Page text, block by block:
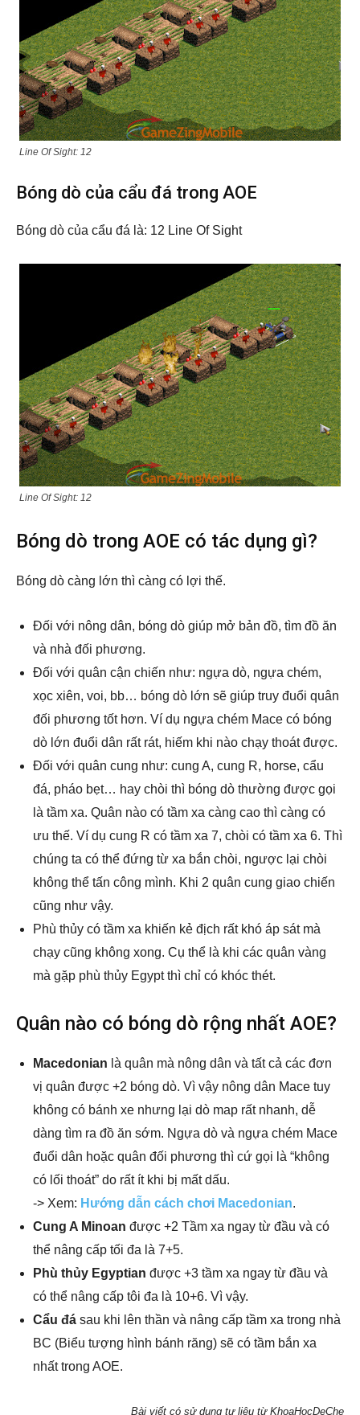
Line Of Sight: 12
Bóng dò của cẩu đá trong AOE
Bóng dò của cẩu đá là: 12 Line Of Sight
Line Of Sight: 12
Bóng dò trong AOE có tác dụng gì?
Bóng dò càng lớn thì càng có lợi thế.
Đối với nông dân, bóng dò giúp mở bản đồ, tìm đồ ăn
và nhà đối phương.
Đối với quân cận chiến như: ngựa dò, ngựa chém,
xọc xiên, voi, bb… bóng dò lớn sẽ giúp truy đuổi quân
đối phương tốt hơn. Ví dụ ngựa chém Mace có bóng
dò lớn đuổi dân rất rát, hiếm khi nào chạy thoát được.
Đối với quân cung như: cung A, cung R, horse, cẩu
đá, pháo bẹt… hay chòi thì bóng dò thường được gọi
là tầm xa. Quân nào có tầm xa càng cao thì càng có
ưu thế. Ví dụ cung R có tầm xa 7, chòi có tầm xa 6. Thì
chúng ta có thể đứng từ xa bắn chòi, ngược lại chòi
không thể tấn công mình. Khi 2 quân cung giao chiến
cũng như vậy.
Phù thủy có tầm xa khiến kẻ địch rất khó áp sát mà
chạy cũng không xong. Cụ thể là khi các quân vàng
mà gặp phù thủy Egypt thì chỉ có khóc thét.
Quân nào có bóng dò rộng nhất AOE?
Macedonian là quân mà nông dân và tất cả các đơn
vị quân được +2 bóng dò. Vì vậy nông dân Mace tuy
không có bánh xe nhưng lại dò map rất nhanh, dễ
dàng tìm ra đồ ăn sớm. Ngựa dò và ngựa chém Mace
đuổi dân hoặc quân đối phương thì cứ gọi là “không
có lối thoát” do rất ít khi bị mất dấu.
-> Xem: Hướng dẫn cách chơi Macedonian.
Cung A Minoan được +2 Tầm xa ngay từ đầu và có
thể nâng cấp tối đa là 7+5.
Phù thủy Egyptian được +3 tầm xa ngay từ đầu và
có thể nâng cấp tôi đa là 10+6. Vì vậy.
Cẩu đá sau khi lên thần và nâng cấp tầm xa trong nhà
BC (Biểu tượng hình bánh răng) sẽ có tầm bắn xa
nhất trong AOE.
Bài viết có sử dụng tư liệu từ KhoaHocDeChe